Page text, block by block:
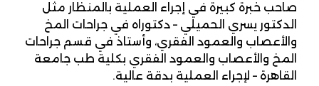
صاحب خبرة كبيرة في إجراء العملية بالمنظار مثل
الدكتور يسري الحميلي – دكتوراه في جراحات المخ
والأعصاب والعمود الفقري، وأستاذ في قسم جراحات
المخ والأعصاب والعمود الفقري بكلية طب جامعة
القاهرة – لإجراء العملية بدقة عالية.